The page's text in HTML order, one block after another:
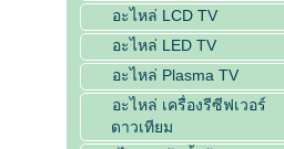
อะไหล่ LCD TV
อะไหล่ LED TV
อะไหล่ Plasma TV
อะไหล่ เครื่องรีซีฟเวอร์
ดาวเทียม